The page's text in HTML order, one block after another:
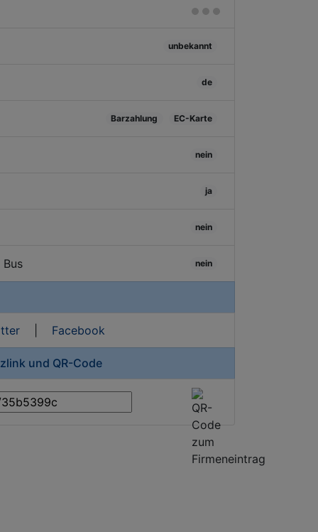
unbekannt
de
Barzahlung EC-Karte
nein
ja
nein
nein
| Facebook
und QR-Code